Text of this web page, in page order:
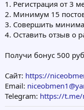
1. Регистрация от 3
2. Минимум 15
3. Совершить
4. Оставить отзыв о
Получи бонус 500
Сайт: https://
Email:
Telegram: https://t.me/